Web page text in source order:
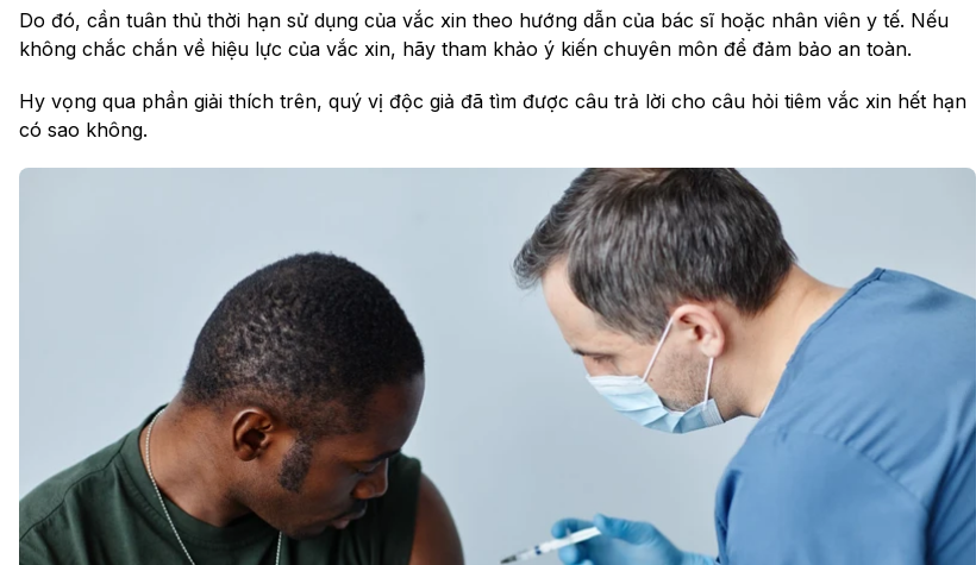
Do đó, cần tuân thủ thời hạn sử dụng của vắc xin theo hướng dẫn của bác sĩ hoặc nhân viên y tế. Nếu
không chắc chắn về hiệu lực của vắc xin, hãy tham khảo ý kiến chuyên môn để đảm bảo an toàn.
Hy vọng qua phần giải thích trên, quý vị độc giả đã tìm được câu trả lời cho câu hỏi tiêm vắc xin hết hạn
có sao không.